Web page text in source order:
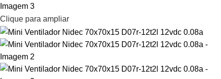
Clique para ampliar